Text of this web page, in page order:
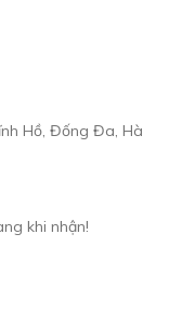
Hồ, Đống Đa, Hà
khi nhận!